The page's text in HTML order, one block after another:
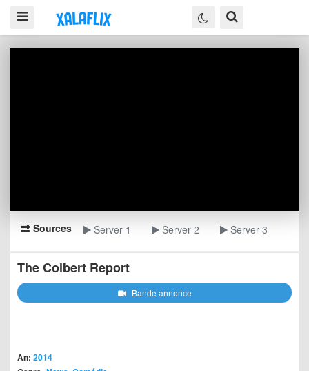
Sources Server 1 Server 2 Server 3
The Colbert Report
Bande annonce
An: 2014